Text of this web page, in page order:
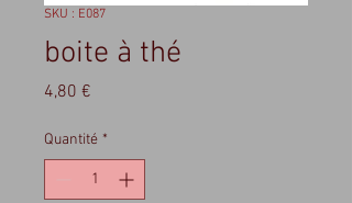
SKU : E087
boite à thé
4,80 €
Quantité *